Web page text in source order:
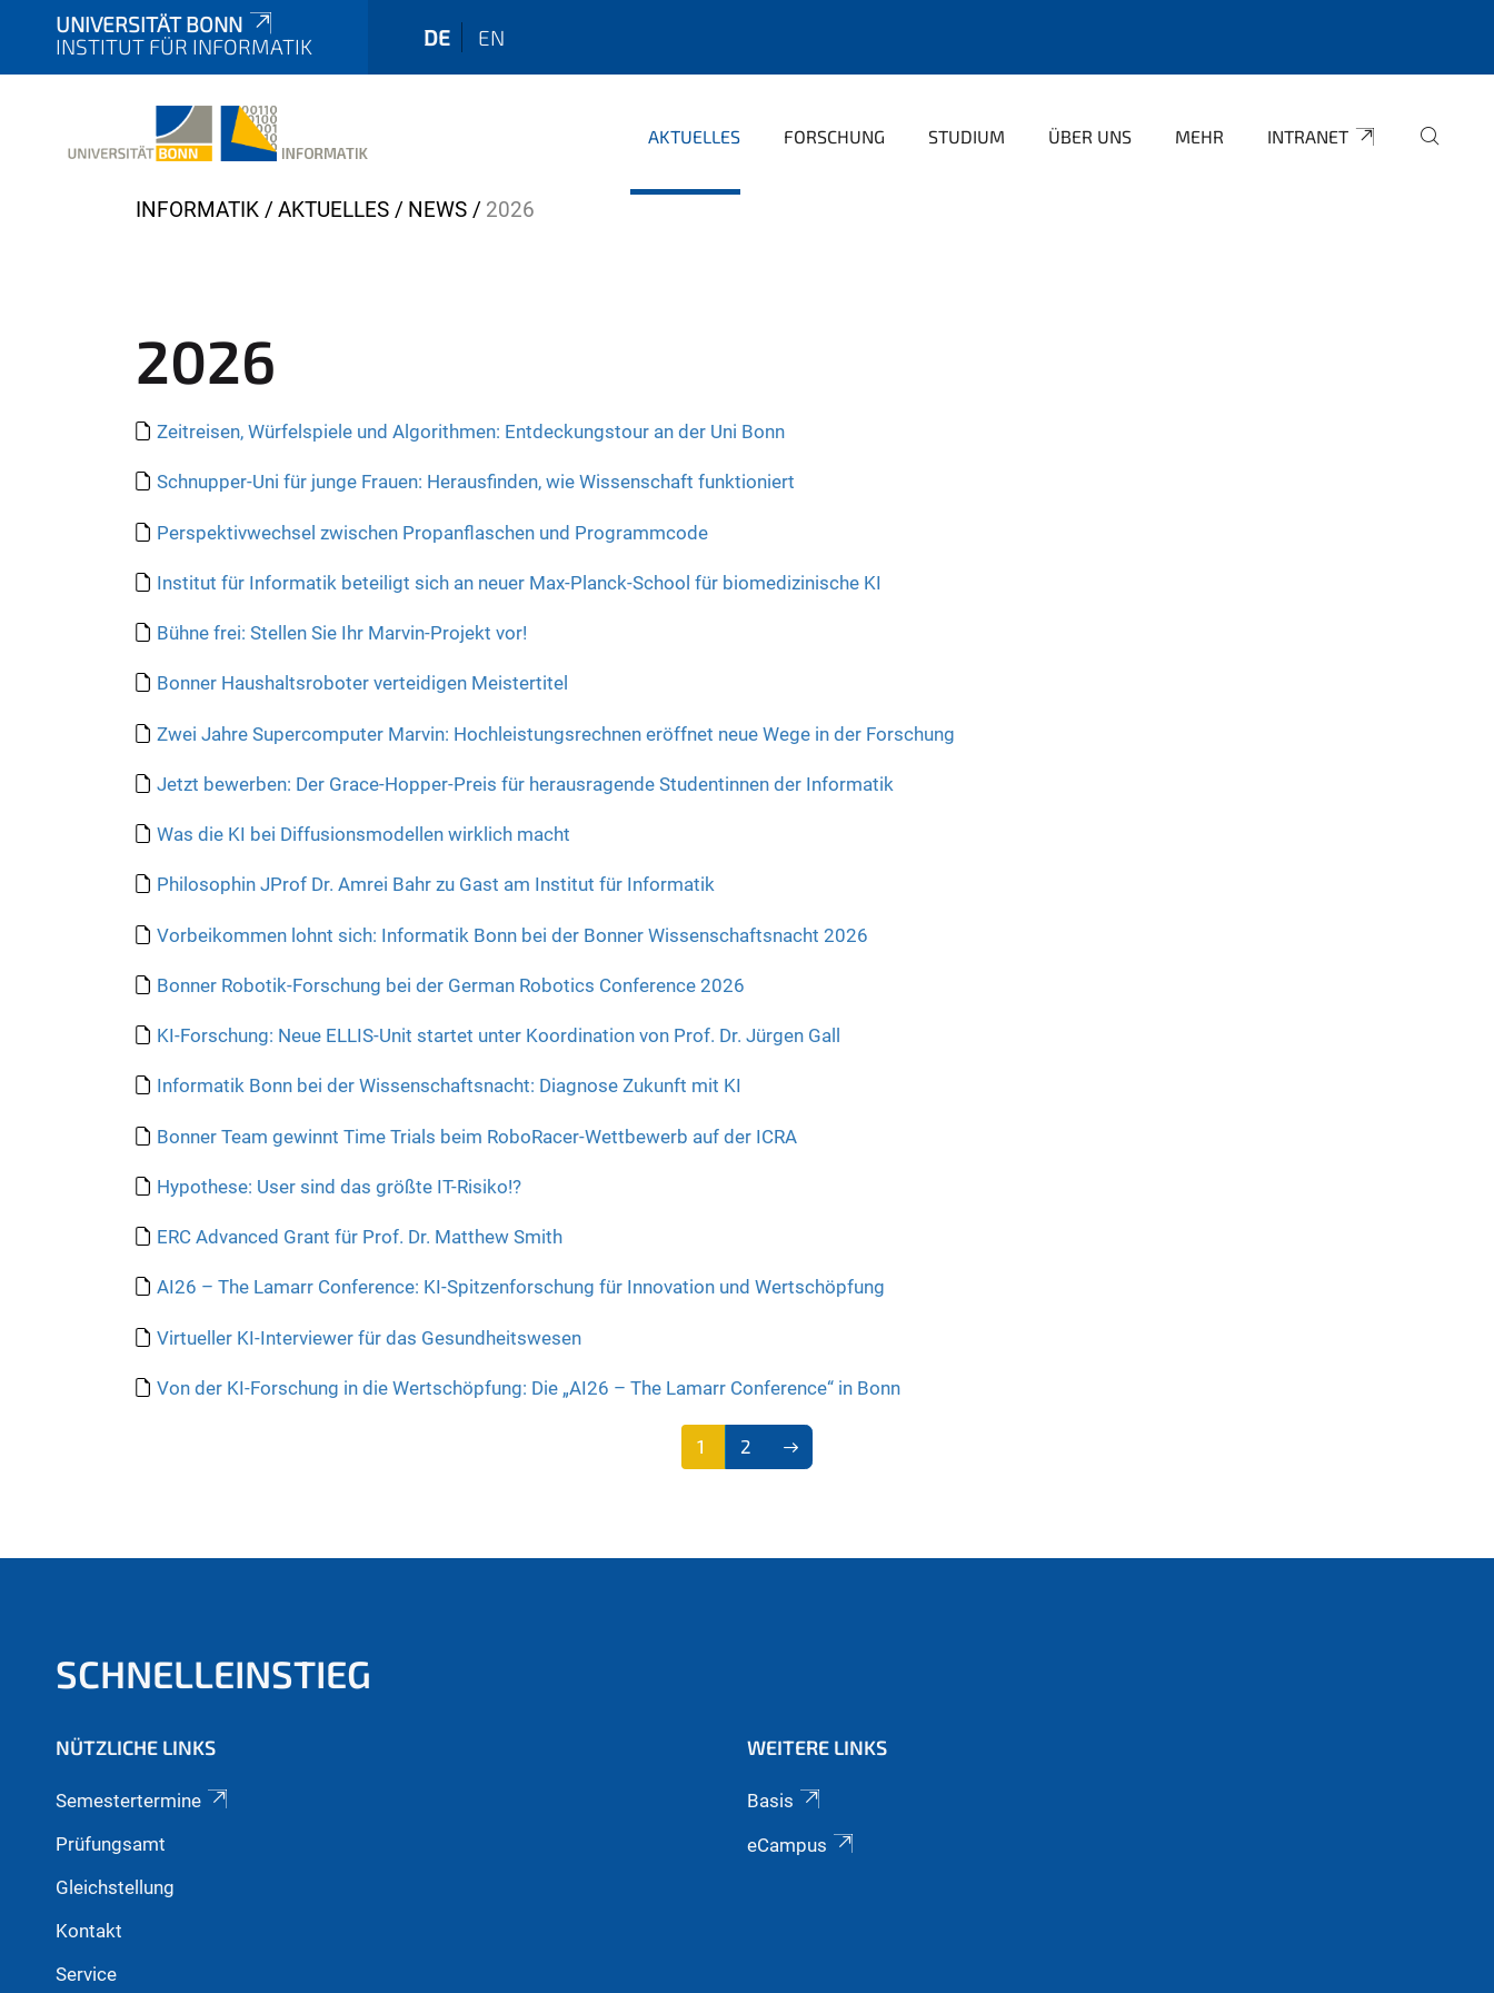
UNIVERSITÄT BONN
INSTITUT FÜR INFORMATIK
DE EN
AKTUELLES FORSCHUNG STUDIUM ÜBER UNS MEHR INTRANET
Y
h
e
r
e
INFORMATIK AKTUELLES NEWS 2026
2026
Zeitreisen, Würfelspiele und Algorithmen: Entdeckungstour an der Uni Bonn
Schnupper-Uni für junge Frauen: Herausfinden, wie Wissenschaft funktioniert
Perspektivwechsel zwischen Propanflaschen und Programmcode
Institut für Informatik beteiligt sich an neuer Max-Planck-School für biomedizinische KI
Bühne frei: Stellen Sie Ihr Marvin-Projekt vor!
Bonner Haushaltsroboter verteidigen Meistertitel
Zwei Jahre Supercomputer Marvin: Hochleistungsrechnen eröffnet neue Wege in der Forschung
Jetzt bewerben: Der Grace-Hopper-Preis für herausragende Studentinnen der Informatik
Was die KI bei Diffusionsmodellen wirklich macht
Philosophin JProf Dr. Amrei Bahr zu Gast am Institut für Informatik
Vorbeikommen lohnt sich: Informatik Bonn bei der Bonner Wissenschaftsnacht 2026
Bonner Robotik-Forschung bei der German Robotics Conference 2026
KI-Forschung: Neue ELLIS-Unit startet unter Koordination von Prof. Dr. Jürgen Gall
Informatik Bonn bei der Wissenschaftsnacht: Diagnose Zukunft mit KI
Bonner Team gewinnt Time Trials beim RoboRacer-Wettbewerb auf der ICRA
Hypothese: User sind das größte IT-Risiko!?
ERC Advanced Grant für Prof. Dr. Matthew Smith
AI26 – The Lamarr Conference: KI-Spitzenforschung für Innovation und Wertschöpfung
Virtueller KI-Interviewer für das Gesundheitswesen
Von der KI-Forschung in die Wertschöpfung: Die „AI26 – The Lamarr Conference“ in Bonn
1
2
SCHNELLEINSTIEG
NÜTZLICHE LINKS
Semestertermine
Prüfungsamt
Gleichstellung
Kontakt
Service
WEITERE LINKS
Basis
eCampus